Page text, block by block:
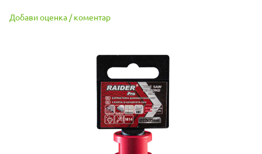
Добави оценка / коментар